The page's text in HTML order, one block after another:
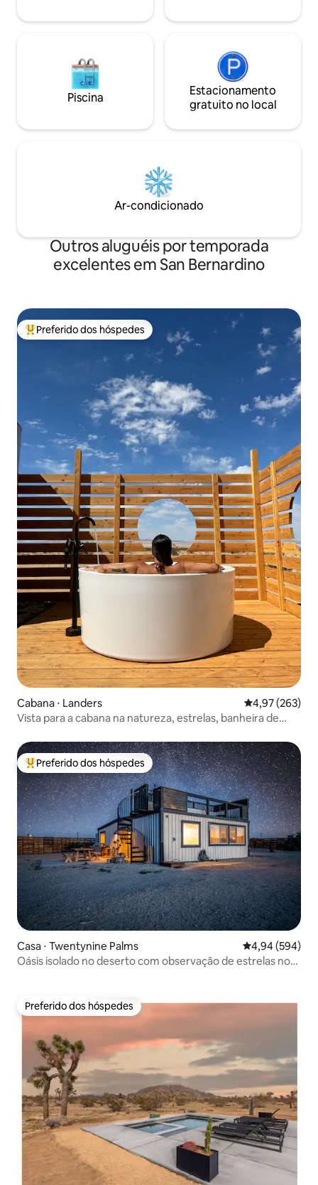
Veja mais abaixo!
Piscina
Estacionamento
gratuito no local
Ar-condicionado
Outros aluguéis por temporada
excelentes em San Bernardino
Entre os melhores preferidos dos hóspedes
Preferido dos hóspedes
Cabana ⋅ Landers 4,97 de uma
4,97 (263)
Vista para a cabana na natureza, estrelas, banheira de
Entre os melhores preferidos dos hóspedes
Preferido dos hóspedes
Casa ⋅ Twentynine Palms 4,94 de uma
4,94 (594)
Oásis isolado no deserto com observação de estrelas no
Preferido dos hóspedes
Preferido dos hóspedes